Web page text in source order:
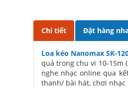
Chi tiết Đặt hàng
Loa kéo Nanomax SK-
quả trong chu vi 10-15m
nghe nhạc online qua
thanh/ bài hát, chơi nhạc